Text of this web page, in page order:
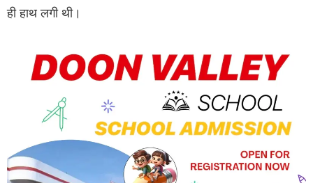
ही हाथ लगी थी।